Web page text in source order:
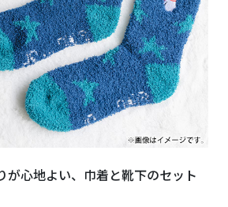
が心地よい、巾着と靴下のセット